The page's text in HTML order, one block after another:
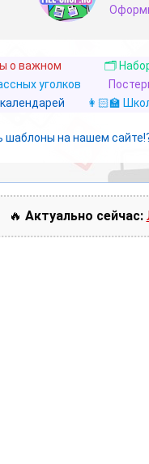
о важном 🗂️
уголков
👩🏻‍🏫
шаблоны на нашем
🔥 Актуально сейчас: